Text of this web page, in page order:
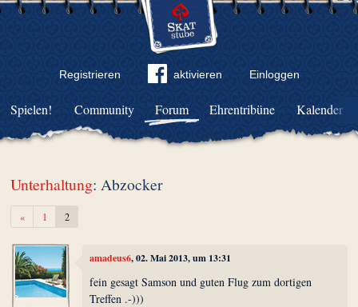
Registrieren aktivieren Einloggen
Community Forum Ehrentribüne Kalender
Spielen!
Unterhaltung: Abzocker
«Zurück1 2
amadeus6, 02. Mai 2013, um 13:31
fein gesagt Samson und guten Flug zum dortigen
Treffen .-)))